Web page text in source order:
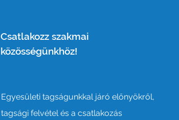
Csatlakozz szakmai
közösségünkhöz!
Egyesületi tagságunkkal járó előnyökről,
tagsági felvétel és a csatlakozás